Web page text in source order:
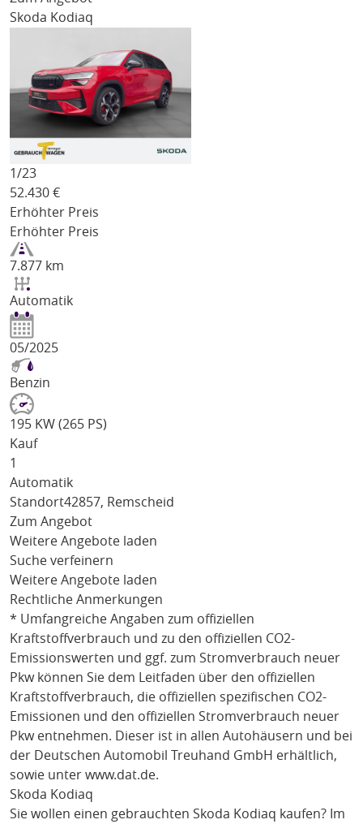
Skoda Kodiaq
1/23
52.430 €
Erhöhter Preis
Erhöhter Preis
7.877 km
Automatik
05/2025
Benzin
195 KW (265 PS)
Kauf
1
Automatik
Standort42857, Remscheid
Zum Angebot
Weitere Angebote laden
Suche verfeinern
Weitere Angebote laden
Rechtliche Anmerkungen
* Umfangreiche Angaben zum offiziellen
Kraftstoffverbrauch und zu den offiziellen CO2-
Emissionswerten und ggf. zum Stromverbrauch neuer
Pkw können Sie dem Leitfaden über den offiziellen
Kraftstoffverbrauch, die offiziellen spezifischen CO2-
Emissionen und den offiziellen Stromverbrauch neuer
Pkw entnehmen. Dieser ist in allen Autohäusern und bei
der Deutschen Automobil Treuhand GmbH erhältlich,
sowie unter www.dat.de.
Skoda Kodiaq
Sie wollen einen gebrauchten Skoda Kodiaq kaufen? Im